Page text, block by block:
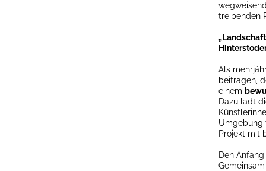
treibenden
Als
beitragen,
einem
Dazu lädt
Umgebung
Projekt mit
Den